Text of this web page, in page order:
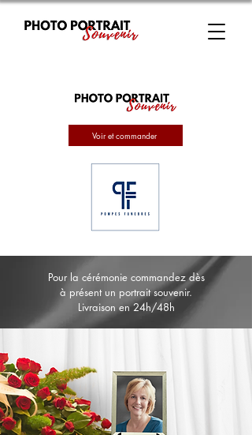
Voir et commander
Pour la cérémonie commandez dès
à présent un portrait souvenir.
Livraison en 24h/48h